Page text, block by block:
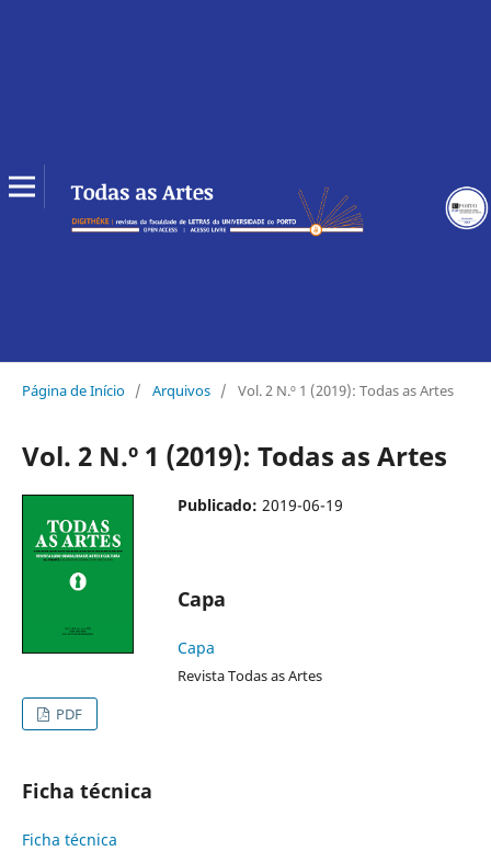
Página de Início / Arquivos / Vol. 2 N.º 1 (2019): Todas as Artes
Vol. 2 N.º 1 (2019): Todas as Artes
Publicado: 2019-06-19
Capa
Capa
Revista Todas as Artes
PDF
Ficha técnica
Ficha técnica